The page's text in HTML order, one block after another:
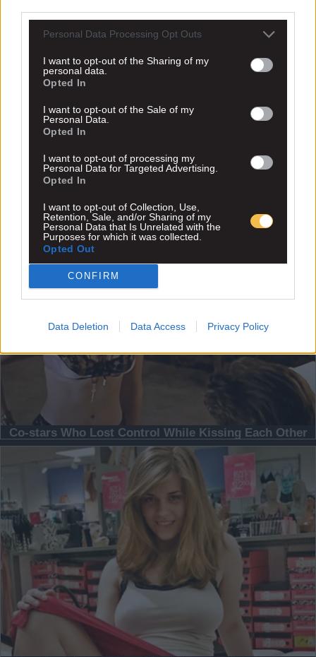
Personal Data Processing Opt Outs
I want to opt-out of the Sharing of my
personal data.
Opted In
I want to opt-out of the Sale of my
Personal Data.
Opted In
I want to opt-out of processing my
Personal Data for Targeted Advertising.
Opted In
I want to opt-out of Collection, Use,
Retention, Sale, and/or Sharing of my
Personal Data that Is Unrelated with the
Purposes for which it was collected.
Opted Out
CONFIRM
Data Deletion Data Access Privacy Policy